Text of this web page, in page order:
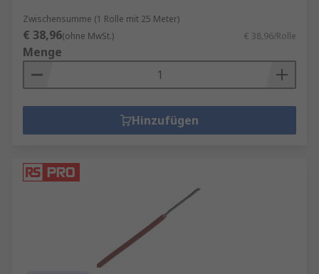
Flexibilität
Für bewegliche Anwendungen
empfiehlt sich eine feindrähtige, flexible
Leitung.
Zwischensumme (1 Rolle mit 25 Meter)
€ 38,96(ohne MwSt.) € 38,96/Rolle
Menge
Hinzufügen